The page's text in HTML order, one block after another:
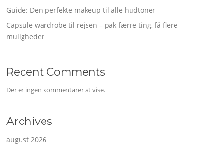
Guide: Den perfekte makeup til alle hudtoner
Capsule wardrobe til rejsen – pak færre ting, få flere
muligheder
Recent Comments
Der er ingen kommentarer at vise.
Archives
august 2026